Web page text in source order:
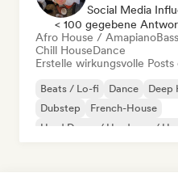
Social Media
< 100 gegebene
Afro House / Amapiano
Chill HouseDance
Erstelle wirkungsvolle
Beats / Lo-fi Dance Deep
Dubstep
French-House
Hard Dance / Hardcore /